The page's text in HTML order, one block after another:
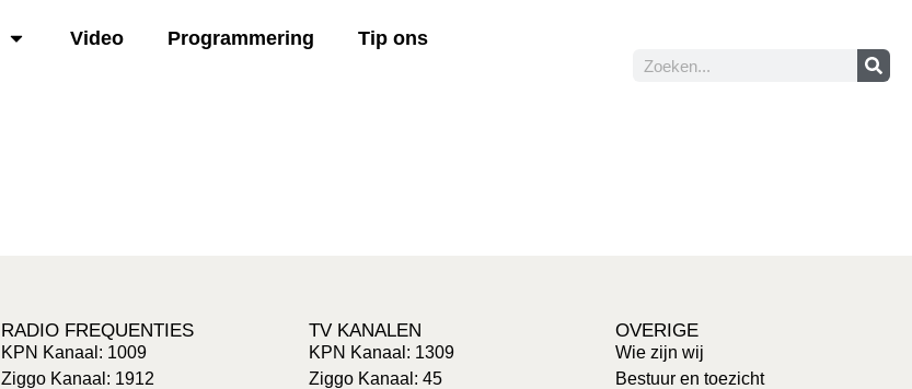
Video Programmering Tip ons
RADIO FREQUENTIES
KPN Kanaal: 1009
Ziggo Kanaal: 1912
TV KANALEN
KPN Kanaal: 1309
Ziggo Kanaal: 45
OVERIGE
Wie zijn wij
Bestuur en toezicht